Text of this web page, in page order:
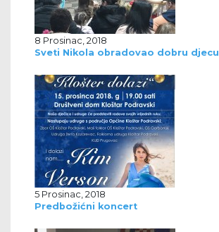
8 Prosinac, 2018
Sveti Nikola obradovao dobru djecu
5 Prosinac, 2018
Predbožićni koncert